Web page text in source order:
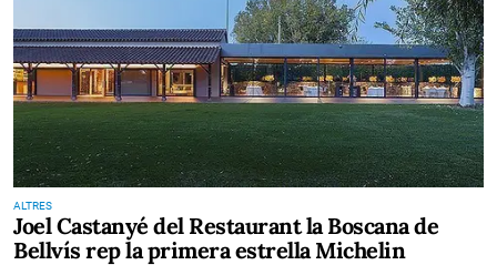
ALTRES
Joel Castanyé del Restaurant la Boscana de
Bellvís rep la primera estrella Michelin